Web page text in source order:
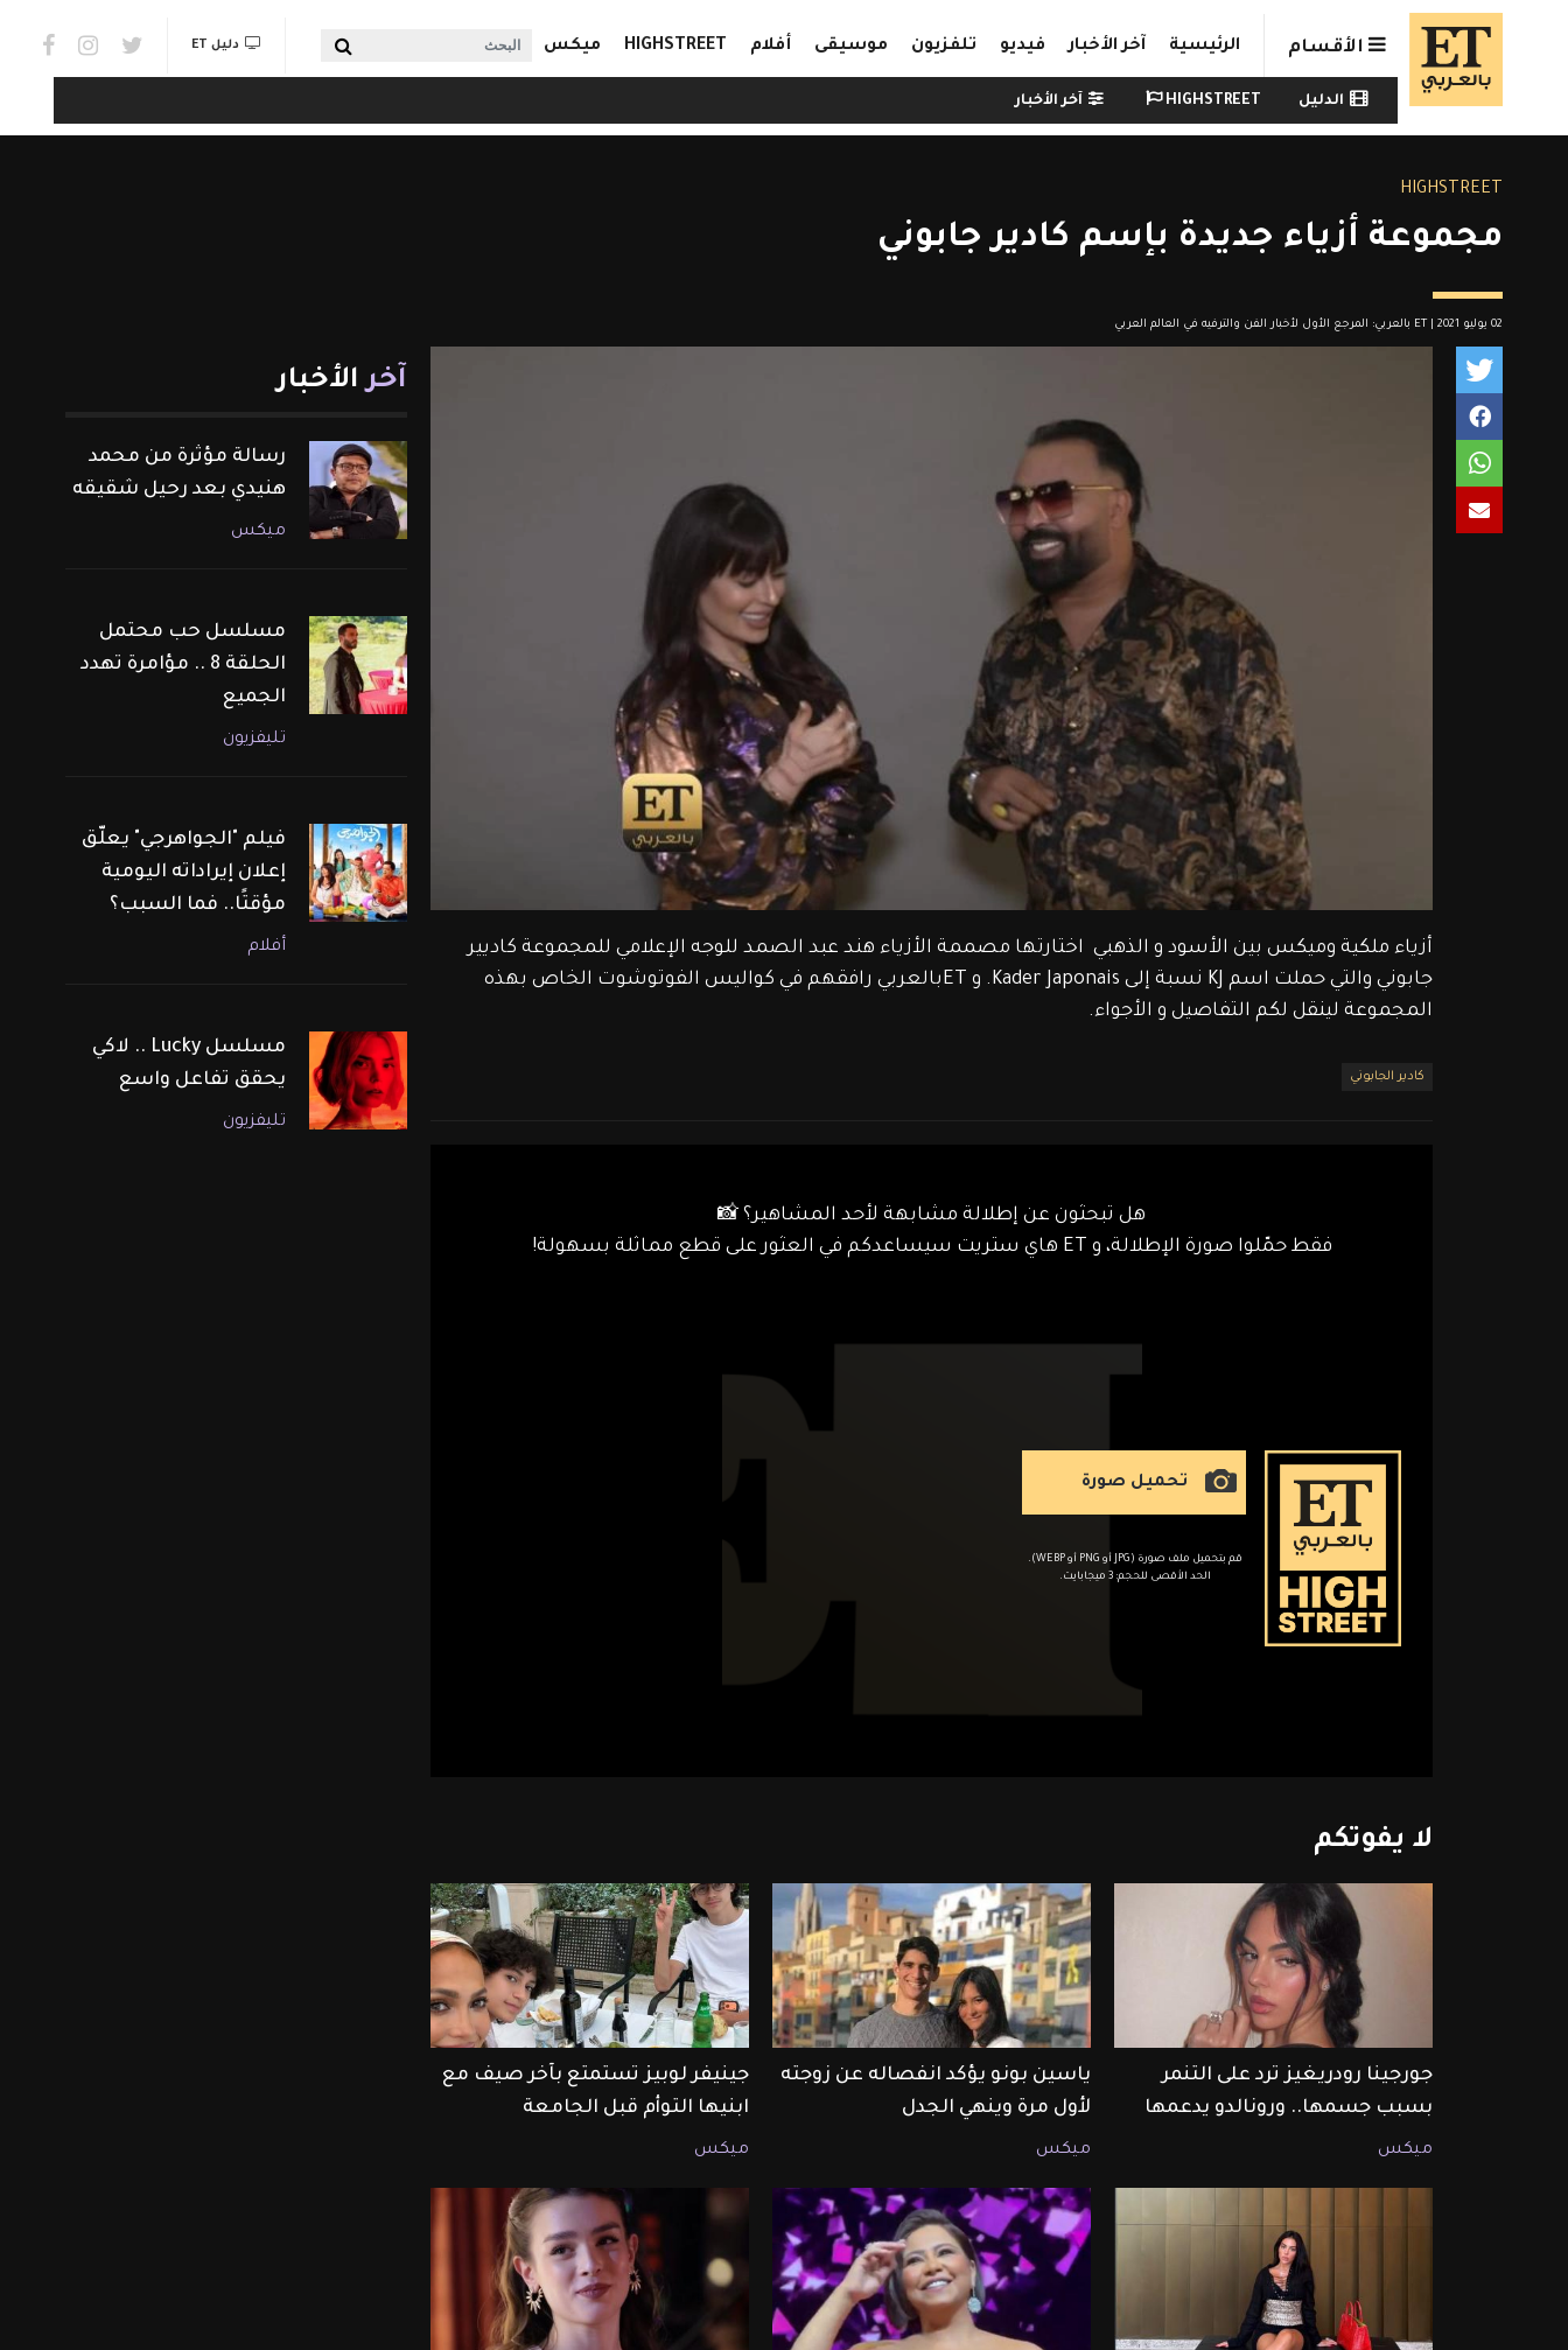
Skip to main content
الأقسام الرئيسية آخر الأخبار فيديو تلفزيون موسيقى أفلام HIGHSTREET ميكس البحث links & Watch
دليل ET
Watch menu
الدليل HIGHSTREET آخر الأخبار
HIGHSTREET
مجموعة أزياء جديدة بإسم كادير جابوني
02 يوليو 2021 | ET بالعربي: المرجع الأول لأخبار الفن والترفيه في العالم العربي
أزياء ملكية وميكس بين الأسود و الذهبي  اختارتها مصممة الأزياء هند عبد الصمد للوجه الإعلامي للمجموعة كاديير
جابوني والتي حملت اسم KJ نسبة إلى Kader Japonais. و ETبالعربي رافقهم في كواليس الفوتوشوت الخاص بهذه
المجموعة لينقل لكم التفاصيل و الأجواء.
كادير الجابوني
هل تبحثون عن إطلالة مشابهة لأحد المشاهير؟ 📸
فقط حمّلوا صورة الإطلالة، و ET هاي ستريت سيساعدكم في العثور على قطع مماثلة بسهولة!
تحميل صورة
قم بتحميل ملف صورة (JPG أو PNG أو WEBP).
الحد الأقصى للحجم: 3 ميجابايت.
لا يفوتكم
جورجينا رودريغيز ترد على التنمر
بسبب جسمها.. ورونالدو يدعمها
ميكس
ياسين بونو يؤكد انفصاله عن زوجته
لأول مرة وينهي الجدل
ميكس
جينيفر لوبيز تستمتع بآخر صيف مع
ابنيها التوأم قبل الجامعة
ميكس
آخر الأخبار
رسالة مؤثرة من محمد
هنيدي بعد رحيل شقيقه
ميكس
مسلسل حب محتمل
الحلقة 8 .. مؤامرة تهدد
الجميع
تليفزيون
فيلم "الجواهرجي" يعلّق
إعلان إيراداته اليومية
مؤقتًا.. فما السبب؟
أفلام
مسلسل Lucky .. لاكي
يحقق تفاعل واسع
تليفزيون